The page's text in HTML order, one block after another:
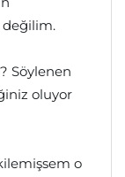
değilim.
Söylenen
oluyor
o